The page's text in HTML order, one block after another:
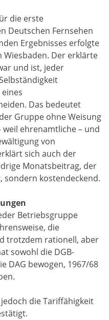
die erste
Deutschen Fernsehen
Ergebnisses erfolgte
Wiesbaden. Der erklärte
und ist, jeder
Das bedeutet
Gruppe ohne Weisung
weil ehrenamtliche – und
von
sich auch der
Monatsbeitrag, der
sondern kostendeckend.
Betriebsgruppe
die
trotzdem rationell, aber
sowohl die DGB-
DAG bewogen, 1967/68
die Tariffähigkeit